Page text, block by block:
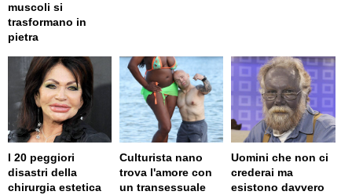
muscoli si
trasformano in
pietra
I 20 peggiori
disastri della
chirurgia estetica
Culturista nano
trova l'amore con
un transessuale
Uomini che non ci
crederai ma
esistono davvero